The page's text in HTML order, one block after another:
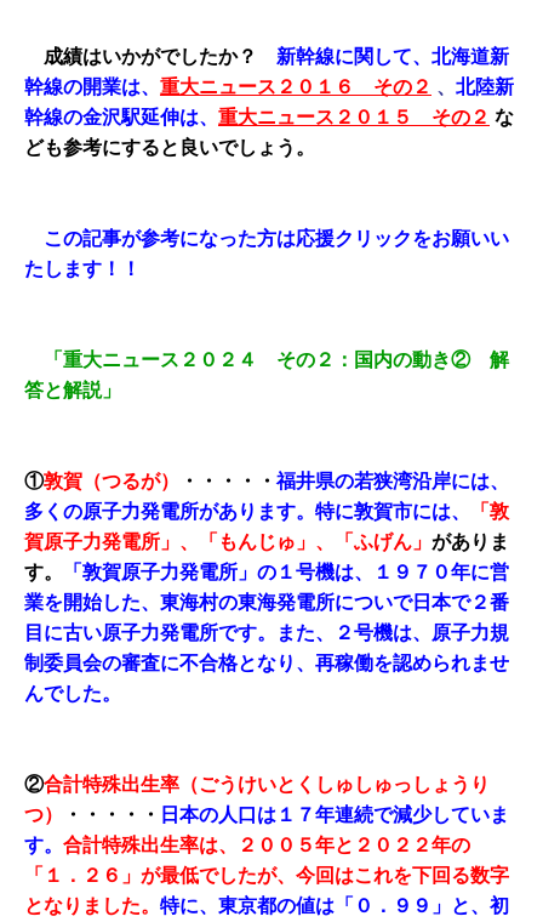
成績はいかがでしたか？
新幹線に関して、北海道新
幹線の開業は、 重大ニュース２０１６ その２ 、 北陸新
幹線の金沢駅延伸は、 重大ニュース２０１５ その２ な
ども参考にすると良いでしょう。
この記事が参考になった方は応援クリックをお願いい
たします！！
「重大ニュース２０２４ その２：国内の動き② 解
答と解説」
①敦賀（つるが） ・・・・・福井県の若狭湾沿岸には、
多くの原子力発電所があります。 特に敦賀市には、
「敦
賀原子力発電所」、「もんじゅ」、「ふげん」 がありま
す。
「敦賀原子力発電所」の１号機は、１９７０年に営
業を開始した、東海村の東海発電所についで日本で２番
目に古い原子力発電所です。また、２号機は、原子力規
制委員会の審査に不合格となり、再稼働を認められませ
んでした。
②合計特殊出生率（ごうけいとくしゅしゅっしょうり
つ）
・・・・・ 日本の人口は１７年連続で減少していま
す。 合計特殊出生率は、２００５年と２０２２年の
「１．２６」が最低でしたが、今回はこれを下回る数字
となりました。 特に、東京都の値は「０．９９」と、初